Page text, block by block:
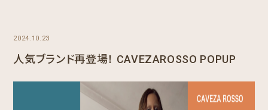
2024.10.23
人気ブランド再登場！ CAVEZAROSSO POPUP